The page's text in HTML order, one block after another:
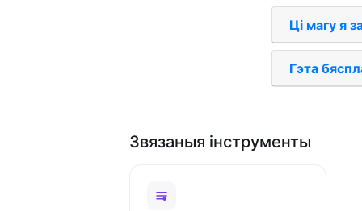
Ці магу я
Гэта
Звязаныя інструменты